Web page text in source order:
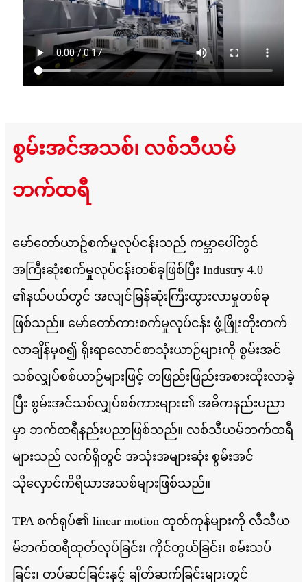
စွမ်းအင်အသစ်၊ လစ်သီယမ်
ဘက်ထရီ
မော်တော်ယာဥ်စက်မှုလုပ်ငန်းသည် ကမ္ဘာပေါ်တွင်
အကြီးဆုံးစက်မှုလုပ်ငန်းတစ်ခုဖြစ်ပြီး Industry 4.0
၏နယ်ပယ်တွင် အလျင်မြန်ဆုံးကြီးထွားလာမှုတစ်ခု
ဖြစ်သည်။ မော်တော်ကားစက်မှုလုပ်ငန်း ဖွံ့ဖြိုးတိုးတက်
လာချိန်မှစ၍ ရိုးရာလောင်စာသုံးယာဉ်များကို စွမ်းအင်
သစ်လျှပ်စစ်ယာဉ်များဖြင့် တဖြည်းဖြည်းအစားထိုးလာခဲ့
ပြီး စွမ်းအင်သစ်လျှပ်စစ်ကားများ၏ အဓိကနည်းပညာ
မှာ ဘက်ထရီနည်းပညာဖြစ်သည်။ လစ်သီယမ်ဘက်ထရီ
များသည် လက်ရှိတွင် အသုံးအများဆုံး စွမ်းအင်
သိုလှောင်ကိရိယာအသစ်များဖြစ်သည်။
TPA စက်ရုပ်၏ linear motion ထုတ်ကုန်များကို လီသီယ
မ်ဘက်ထရီထုတ်လုပ်ခြင်း၊ ကိုင်တွယ်ခြင်း၊ စမ်းသပ်
ခြင်း၊ တပ်ဆင်ခြင်းနှင့် ချိတ်ဆက်ခြင်းများတွင်